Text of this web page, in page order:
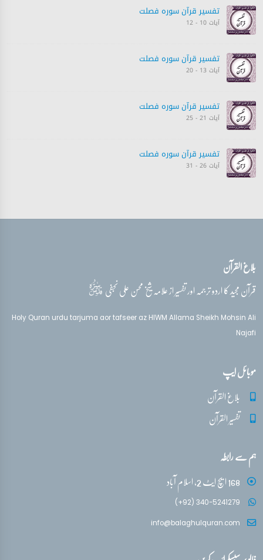
تفسیر قرآن سورہ ‎فصلت
آیات 10 - 12
تفسیر قرآن سورہ ‎فصلت
آیات 13 - 20
تفسیر قرآن سورہ ‎فصلت
آیات 21 - 25
تفسیر قرآن سورہ ‎فصلت
آیات 26 - 31
تفسیر قرآن سورہ ‎فصلت
تفسیر قرآن سورہ ‎فصلت
آیات 50 - 53
بلاغ القرآن
قرآن مجید کا اردو ترجمہ اور تفسیر از علامہ شیخ محسن علی نجفیقدس‌سره
Holy Quran urdu tarjuma aor tafseer az HIWM Allama Sheikh Mohsin Ali
Najafi
موبائل ایپ
بلاغ القرآن
تفسیر القرآن
ہم سے رابطہ
168 ایچ ایٹ 2، اسلام آباد
(+92) 340-5241279
info@balaghulquran.com